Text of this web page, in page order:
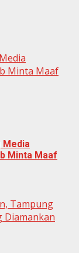
Minta Maaf
Media
Minta Maaf
Tampung
Diamankan